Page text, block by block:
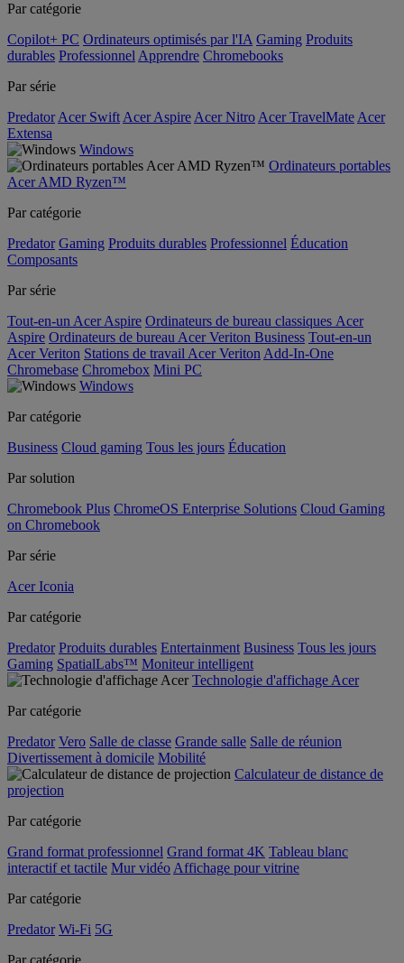
Par catégorie
Copilot+ PC Ordinateurs optimisés par l'IA Gaming Produits
durables Professionnel Apprendre Chromebooks
Par série
Predator Acer Swift Acer Aspire Acer Nitro Acer TravelMate Acer
Extensa
Windows
Ordinateurs portables
Acer AMD Ryzen™
Par catégorie
Predator Gaming Produits durables Professionnel Éducation
Composants
Par série
Tout-en-un Acer Aspire Ordinateurs de bureau classiques Acer
Aspire Ordinateurs de bureau Acer Veriton Business Tout-en-un
Acer Veriton Stations de travail Acer Veriton Add-In-One
Chromebase Chromebox Mini PC
Windows
Par catégorie
Business Cloud gaming Tous les jours Éducation
Par solution
Chromebook Plus ChromeOS Enterprise Solutions Cloud Gaming
on Chromebook
Par série
Acer Iconia
Par catégorie
Predator Produits durables Entertainment Business Tous les jours
Gaming SpatialLabs™ Moniteur intelligent
Technologie d'affichage Acer
Par catégorie
Predator Vero Salle de classe Grande salle Salle de réunion
Divertissement à domicile Mobilité
Calculateur de distance de
projection
Par catégorie
Grand format professionnel Grand format 4K Tableau blanc
interactif et tactile Mur vidéo Affichage pour vitrine
Par catégorie
Predator Wi-Fi 5G
Par catégorie